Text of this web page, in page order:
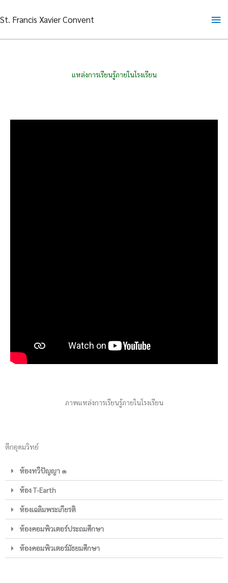
to
St. Francis Xavier Convent
แหล่งการเรียนรู้ภายในโรงเรียน
ภาพแหล่งการเรียนรู้ภายในโรงเรียน
ตึกอุดมวิทย์
ห้องทวีปัญญา ๑
ห้อง T-Earth
ห้องเฉลิมพระเกียรติ
ห้องคอมพิวเตอร์ประถมศึกษา
ห้องคอมพิวเตอร์มัธยมศึกษา